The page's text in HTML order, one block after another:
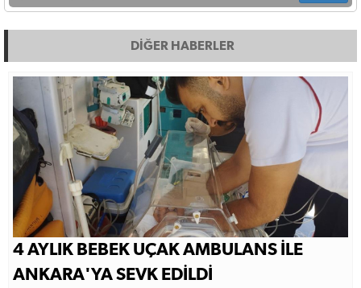
DİĞER HABERLER
4 AYLIK BEBEK UÇAK AMBULANS İLE
ANKARA'YA SEVK EDİLDİ